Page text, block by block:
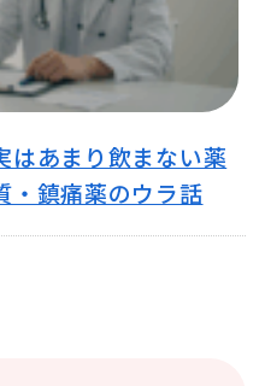
はあまり飲まない薬
・鎮痛薬のウラ話